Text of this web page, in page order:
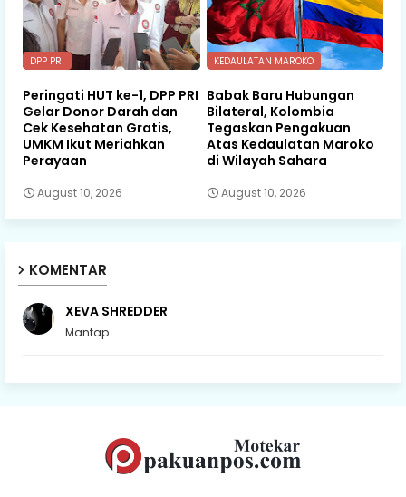
DPP PRI
Peringati HUT ke-1, DPP PRI
Gelar Donor Darah dan
Cek Kesehatan Gratis,
UMKM Ikut Meriahkan
Perayaan
August 10, 2026
KEDAULATAN MAROKO
Babak Baru Hubungan
Bilateral, Kolombia
Tegaskan Pengakuan
Atas Kedaulatan Maroko
di Wilayah Sahara
August 10, 2026
KOMENTAR
XEVA SHREDDER
Mantap